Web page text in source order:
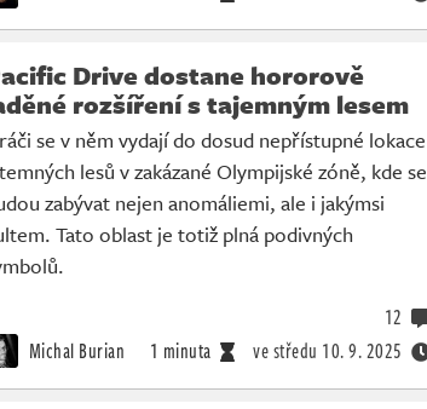
Drive dostane hororově
rozšíření s tajemným lesem
se v něm vydají do dosud nepřístupné lokace
lesů v zakázané Olympijské zóně, kde se
zabývat nejen anomáliemi, ale i jakýmsi
Tato oblast je totiž plná podivných
Michal Burian 1 minuta ve středu 10. 9. 2025
12